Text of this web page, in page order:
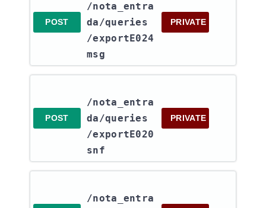
POST
/nota_entra
da​/queries​
/exportE024
msg
PRIVATE
POST
/nota_entra
da​/queries​
/exportE020
snf
PRIVATE
/nota_entra